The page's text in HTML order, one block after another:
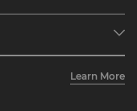
Learn More